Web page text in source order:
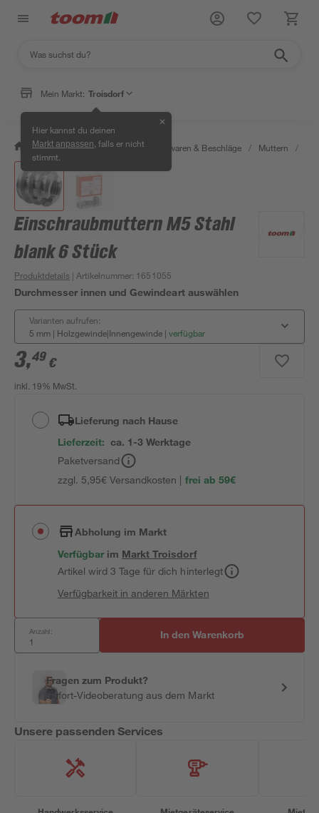
Mein Markt: Troisdorf
Hier kannst du deinen
Markt anpassen , falls er nicht
stimmt.
✕
/ Werkstatt & Maschinen / Eisenwaren & Beschläge / Muttern /
Einschraubmuttern M5 Stahl
blank 6 Stück
Produktdetails | Artikelnummer: 1651055
Durchmesser innen und Gewindeart auswählen
Varianten aufrufen:
5 mm | Holzgewinde|Innengewinde | verfügbar
3,49 €
inkl. 19% MwSt.
Lieferung nach Hause
Lieferzeit: ca. 1-3 Werktage
Paketversand
zzgl. 5,95€ Versandkosten | frei ab 59€
Abholung im Markt
Verfügbar im MarktTroisdorf
Artikel wird 3 Tage für dich hinterlegt
Verfügbarkeit in anderen Märkten
Anzahl: In den Warenkorb
Fragen zum Produkt?
Sofort-Videoberatung aus dem Markt
Unsere passenden Services